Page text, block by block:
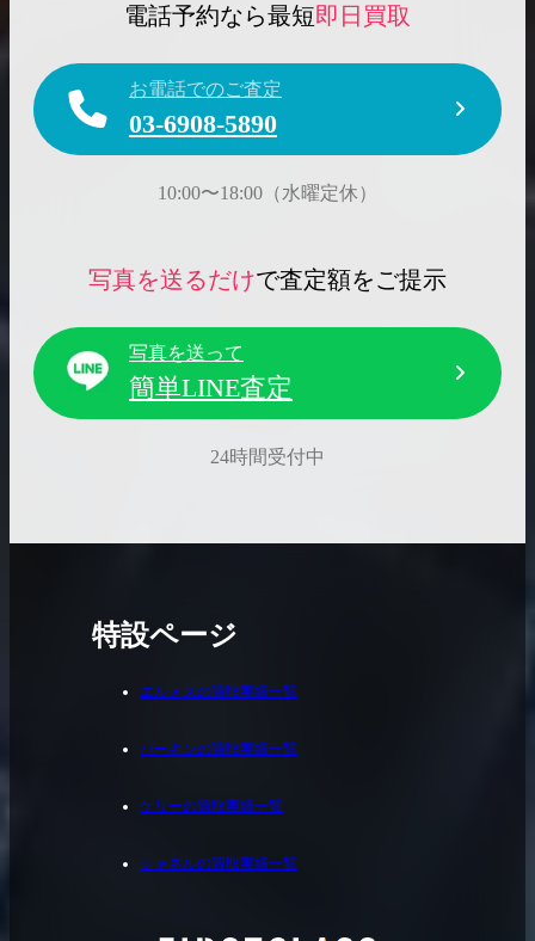
電話予約なら最短即日買取
お電話でのご査定
03-6908-5890
10:00〜18:00（水曜定休）
写真を送るだけで査定額をご提示
写真を送って
簡単LINE査定
24時間受付中
特設ページ
エルメスの買取実績一覧
バーキンの買取実績一覧
ケリーの買取実績一覧
シャネルの買取実績一覧